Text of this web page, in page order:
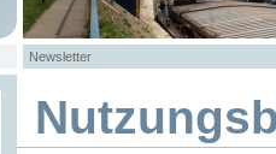
Newsletter